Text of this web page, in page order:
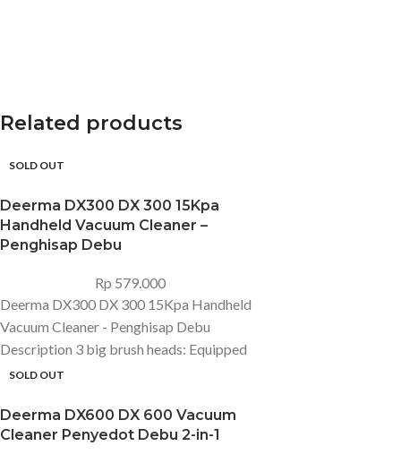
Related products
SOLD OUT
Deerma DX300 DX 300 15Kpa
Handheld Vacuum Cleaner –
Penghisap Debu
Rp 579.000
Deerma DX300 DX 300 15Kpa Handheld
Vacuum Cleaner - Penghisap Debu
Description 3 big brush heads: Equipped
with floor brush, hair brush and flat nozzle
cleaning needs 60? labor-saving handle:
Reduces the weight-bearing feeling when
SOLD OUT
Deerma DX600 DX 600 Vacuum
Cleaner Penyedot Debu 2-in-1